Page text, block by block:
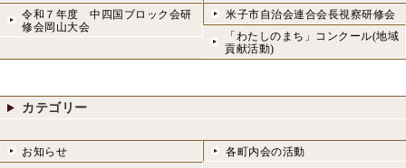
令和７年度 中四国ブロック会研
修会岡山大会
米子市自治会連合会長視察研修会
「わたしのまち」コンクール(地域
貢献活動)
カテゴリー
お知らせ
各町内会の活動